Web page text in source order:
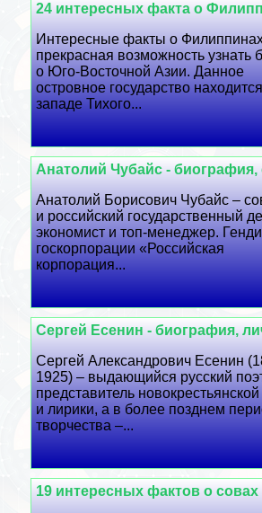
24 интересных факта о
Интересные факты о
прекрасная возможность узнать
о Юго-Восточной Азии. Данное
островное государство
западе Тихого...
Анатолий Чубайс -
Анатолий Борисович Чубайс –
и российский государственный
экономист и топ-менеджер.
госкорпорации «Российская
корпорация...
Сергeй Есенин - биография,
Сергeй Александрович Есенин
1925) – выдающийся русский
представитель
и лирики, а в более позднем
творчества –...
19 интересных фактов о совах